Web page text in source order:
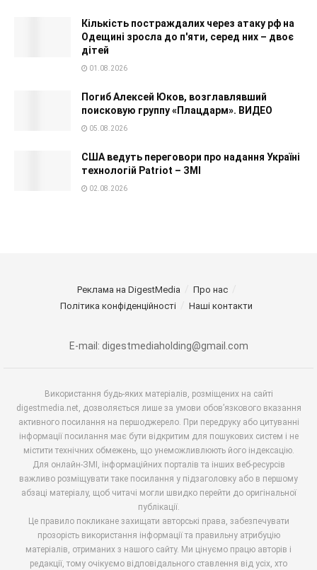
Кількість постраждалих через атаку рф на
Одещині зросла до п'яти, серед них – двоє
дітей
01.08.2026
Погиб Алексей Юков, возглавлявший
поисковую группу «Плацдарм». ВИДЕО
05.08.2026
США ведуть переговори про надання Україні
технологій Patriot – ЗМІ
02.08.2026
Реклама на DigestMedia
Про нас
Політика конфіденційності
Наші контакти
E-mail: digestmediaholding@gmail.com
Використання будь-яких матеріалів, розміщених на сайті
digestmedia.net, дозволяється лише за умови обов’язкового вказання
активного посилання на першоджерело. При передруку або цитуванні
інформації посилання має бути відкритим для пошукових систем і не
містити технічних обмежень, що унеможливлюють його індексацію.
Для онлайн-ЗМІ, інформаційних порталів та інших веб-ресурсів
важливо розміщувати таке посилання у підзаголовку або в першому
абзаці матеріалу, щоб читачі могли швидко перейти до оригінальної
публікації.
Це правило покликане захищати авторські права, забезпечувати
прозорість використання інформації та правильну атрибуцію
матеріалів, отриманих з нашого сайту. Ми цінуємо працю авторів і
редакції, тому очікуємо відповідального ставлення від усіх, хто